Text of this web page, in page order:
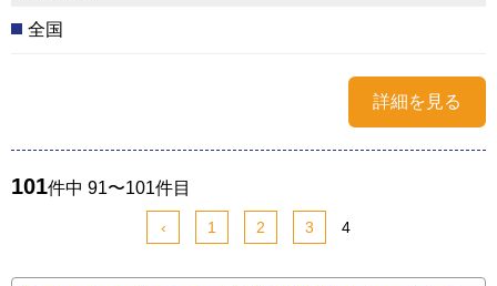
全国
詳細を見る
101件中 91〜101件目
‹ 1 2 3 4